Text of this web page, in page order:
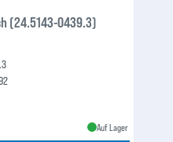
(24.5143-0439.3)
Auf Lager